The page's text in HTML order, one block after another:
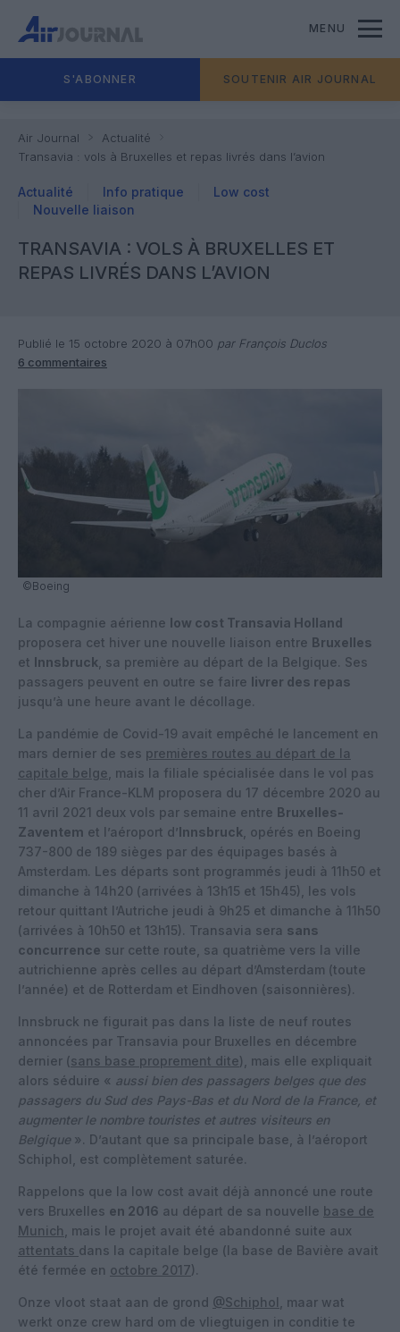
MENU
S'ABONNER SOUTENIR AIR JOURNAL
Air Journal
Actualité
Transavia : vols à Bruxelles et repas livrés dans l’avion
Actualité Info pratique
Low cost
Nouvelle liaison
TRANSAVIA : VOLS À BRUXELLES ET
REPAS LIVRÉS DANS L’AVION
Publié le 15 octobre 2020 à 07h00 par François Duclos
6 commentaires
©Boeing
La compagnie aérienne low cost Transavia Holland
proposera cet hiver une nouvelle liaison entre Bruxelles
et Innsbruck , sa première au départ de la Belgique. Ses
passagers peuvent en outre se faire livrer des repas
jusqu’à une heure avant le décollage.
La pandémie de Covid-19 avait empêché le lancement en
mars dernier de ses premières routes au départ de la
capitale belge , mais la filiale spécialisée dans le vol pas
cher d’Air France-KLM proposera du 17 décembre 2020 au
11 avril 2021 deux vols par semaine entre Bruxelles-
Zaventem et l’aéroport d’Innsbruck , opérés en Boeing
737-800 de 189 sièges par des équipages basés à
Amsterdam. Les départs sont programmés jeudi à 11h50 et
dimanche à 14h20 (arrivées à 13h15 et 15h45), les vols
retour quittant l’Autriche jeudi à 9h25 et dimanche à 11h50
(arrivées à 10h50 et 13h15). Transavia sera sans
concurrence sur cette route, sa quatrième vers la ville
autrichienne après celles au départ d’Amsterdam (toute
l’année) et de Rotterdam et Eindhoven (saisonnières).
Innsbruck ne figurait pas dans la liste de neuf routes
annoncées par Transavia pour Bruxelles en décembre
dernier (sans base proprement dite), mais elle expliquait
alors séduire « aussi bien des passagers belges que des
passagers du Sud des Pays-Bas et du Nord de la France, et
augmenter le nombre touristes et autres visiteurs en
Belgique ». D’autant que sa principale base, à l’aéroport
Schiphol, est complètement saturée.
Rappelons que la low cost avait déjà annoncé une route
vers Bruxelles en 2016 au départ de sa nouvelle base de
Munich
, mais le projet avait été abandonné suite aux
attentats dans la capitale belge (la base de Bavière avait
été fermée en octobre 2017).
Onze vloot staat aan de grond @Schiphol
, maar wat
werkt onze crew hard om de vliegtuigen in conditie te